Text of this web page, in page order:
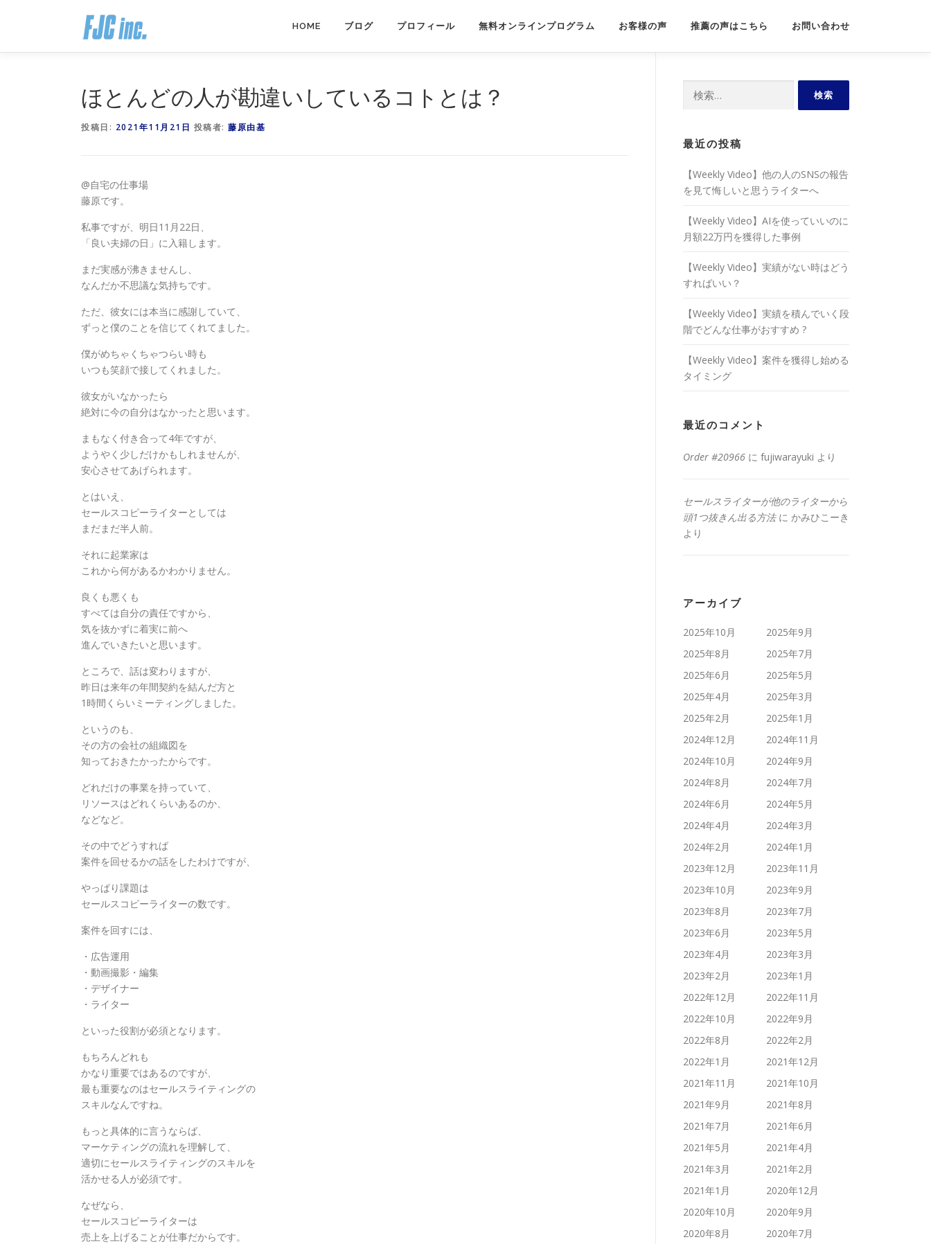
ン
HOME ブログ プロフィール 無料オンラインプログラム お客様の声 推薦の声はこちら お問い合わせ
ほとんどの人が勘違いしているコトとは？
投稿日: 2021年11月21日 投稿者: 藤原由基
@自宅の仕事場
藤原です。
私事ですが、明日11月22日、
「良い夫婦の日」に入籍します。
まだ実感が沸きませんし、
なんだか不思議な気持ちです。
ただ、彼女には本当に感謝していて、
ずっと僕のことを信じてくれてました。
僕がめちゃくちゃつらい時も
いつも笑顔で接してくれました。
彼女がいなかったら
絶対に今の自分はなかったと思います。
まもなく付き合って4年ですが、
ようやく少しだけかもしれませんが、
安心させてあげられます。
とはいえ、
セールスコピーライターとしては
まだまだ半人前。
それに起業家は
これから何があるかわかりません。
良くも悪くも
すべては自分の責任ですから、
気を抜かずに着実に前へ
進んでいきたいと思います。
ところで、話は変わりますが、
昨日は来年の年間契約を結んだ方と
1時間くらいミーティングしました。
というのも、
その方の会社の組織図を
知っておきたかったからです。
どれだけの事業を持っていて、
リソースはどれくらいあるのか、
などなど。
その中でどうすれば
案件を回せるかの話をしたわけですが、
やっぱり課題は
セールスコピーライターの数です。
案件を回すには、
・広告運用
・動画撮影・編集
・デザイナー
・ライター
といった役割が必須となります。
もちろんどれも
かなり重要ではあるのですが、
最も重要なのはセールスライティングの
スキルなんですね。
もっと具体的に言うならば、
マーケティングの流れを理解して、
適切にセールスライティングのスキルを
活かせる人が必須です。
なぜなら、
セールスコピーライターは
売上を上げることが仕事だからです。
最近の投稿
【Weekly Video】他の人のSNSの報告
を見て悔しいと思うライターへ
【Weekly Video】AIを使っていいのに
月額22万円を獲得した事例
【Weekly Video】実績がない時はどう
すればいい？
【Weekly Video】実績を積んでいく段
階でどんな仕事がおすすめ ?
【Weekly Video】案件を獲得し始める
タイミング
最近のコメント
Order #20966 に fujiwarayuki より
セールスライターが他のライターから
頭1つ抜きん出る方法に かみひこーき
より
アーカイブ
2025年10月
2025年9月
2025年8月
2025年7月
2025年6月
2025年5月
2025年4月
2025年3月
2025年2月
2025年1月
2024年12月
2024年11月
2024年10月
2024年9月
2024年8月
2024年7月
2024年6月
2024年5月
2024年4月
2024年3月
2024年2月
2024年1月
2023年12月
2023年11月
2023年10月
2023年9月
2023年8月
2023年7月
2023年6月
2023年5月
2023年4月
2023年3月
2023年2月
2023年1月
2022年12月
2022年11月
2022年10月
2022年9月
2022年8月
2022年2月
2022年1月
2021年12月
2021年11月
2021年10月
2021年9月
2021年8月
2021年7月
2021年6月
2021年5月
2021年4月
2021年3月
2021年2月
2021年1月
2020年12月
2020年10月
2020年9月
2020年8月
2020年7月